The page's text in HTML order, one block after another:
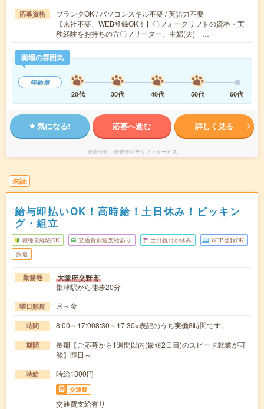
応募資格
ブランクOK / パソコンスキル不要 / 英語力不要
【来社不要、WEB登録OK！】〇フォークリフトの資格・実
務経験をお持ちの方〇フリーター、主婦(夫) …
職場の雰囲気
年齢層
20代
30代 40代 50代 60代
気になる! 応募へ進む 詳しく見る
派遣会社 株式会社テクノ・サービス
未読
給与即払いOK！高時給！土日休み！ピッキン
グ・組立
職種未経験OK 交通費別途支給あり 土日祝日が休み WEB登録OK
派遣
勤務地 大阪府交野市
郡津駅から徒歩20分
曜日頻度 月～金
時間 8:00～17:008:30～17:30※表記のうち実働8時間です。
期間
長期【ご応募から1週間以内(最短2日目)のスピード就業が可
能】即日～
時給 時給1300円
交通費
交通費支給有り